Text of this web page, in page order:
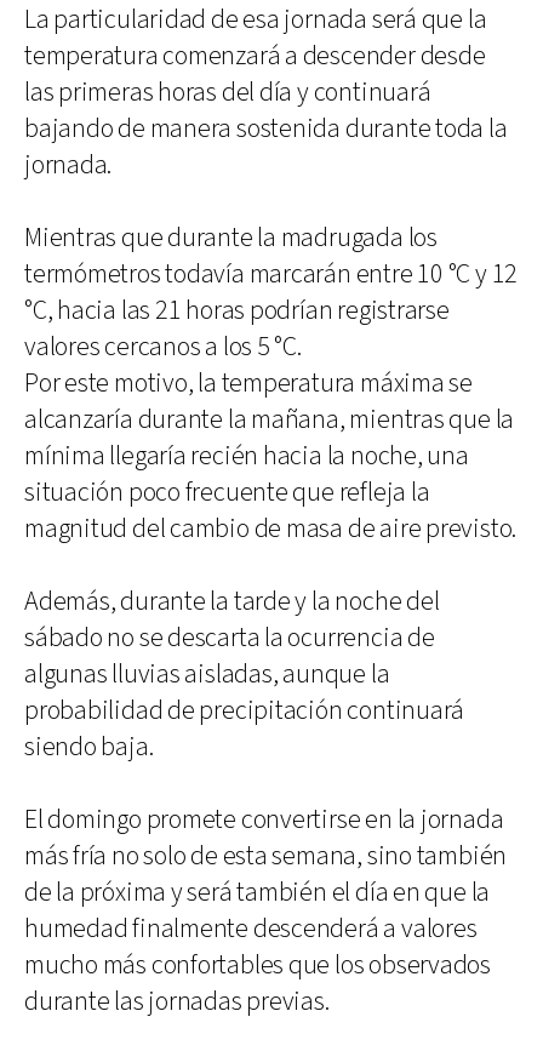
La particularidad de esa jornada será que la
temperatura comenzará a descender desde
las primeras horas del día y continuará
bajando de manera sostenida durante toda la
jornada.
Mientras que durante la madrugada los
termómetros todavía marcarán entre 10 °C y 12
°C, hacia las 21 horas podrían registrarse
valores cercanos a los 5 °C.
Por este motivo, la temperatura máxima se
alcanzaría durante la mañana, mientras que la
mínima llegaría recién hacia la noche, una
situación poco frecuente que refleja la
magnitud del cambio de masa de aire previsto.
Además, durante la tarde y la noche del
sábado no se descarta la ocurrencia de
algunas lluvias aisladas, aunque la
probabilidad de precipitación continuará
siendo baja.
El domingo promete convertirse en la jornada
más fría no solo de esta semana, sino también
de la próxima y será también el día en que la
humedad finalmente descenderá a valores
mucho más confortables que los observados
durante las jornadas previas.